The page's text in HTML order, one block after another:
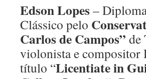
Edson Lopes–
Clássico pelo
Carlos de Campos” de
violonista e compositor
título “Licentiate in